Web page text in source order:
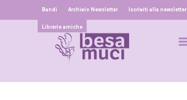
Bandi Archivio Newsletter Iscriviti alla newsletter
Librerie amiche